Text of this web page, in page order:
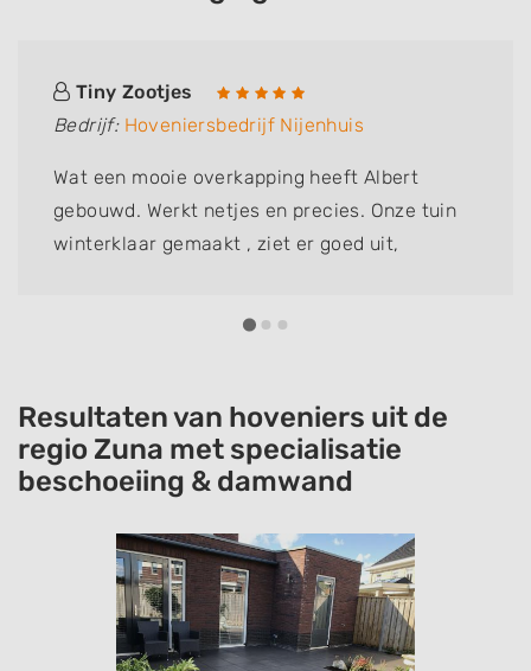
Tiny Zootjes
Bedrijf: Hoveniersbedrijf Nijenhuis
Wat een mooie overkapping heeft Albert
gebouwd. Werkt netjes en precies. Onze tuin
winterklaar gemaakt , ziet er goed uit,
Resultaten van hoveniers uit de
regio Zuna met specialisatie
beschoeiing & damwand